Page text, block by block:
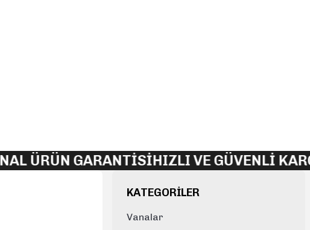
ÜRÜN GARANTİSİHIZLI VE GÜVENLİ KARGO
KATEGORİLER
Vanalar